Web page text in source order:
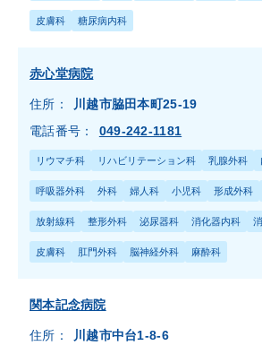
皮膚科 糖尿病内科
赤心堂病院
住所：
川越市脇田本町25-19
電話番号：
049-242-1181
リウマチ科 リハビリテーション科 乳腺外科
呼吸器外科 外科 婦人科 小児科 形成外科
放射線科 整形外科 泌尿器科 消化器内科
皮膚科 肛門外科 脳神経外科 麻酔科
関本記念病院
住所：
川越市中台1-8-6